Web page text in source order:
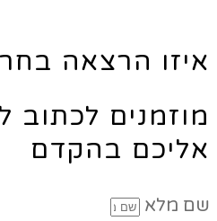
איזו הרצאה
מוזמנים לכתוב
אליכם בהקדם
שם מלא